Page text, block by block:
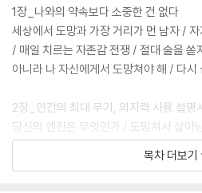
삶이 무기력하고 힘들다면, 이제는 내가
을 읽고 도망칠 용기를 내보자.
1장_나와의 약속보다 소중한 건 없다
세상에서 도망과 가장 거리가 먼 남자 /
/ 매일 치르는 자존감 전쟁 / 절대 술을
아니라 나 자신에게서 도망쳐야 해 / 다시
2장_인간의 최대 무기, 의지력 사용 설명
당신의 엔진은 무엇인가 / 도망쳐서 살아
못해 지옥에 빠진 남자 / 당신의 기억을
목차 더보기